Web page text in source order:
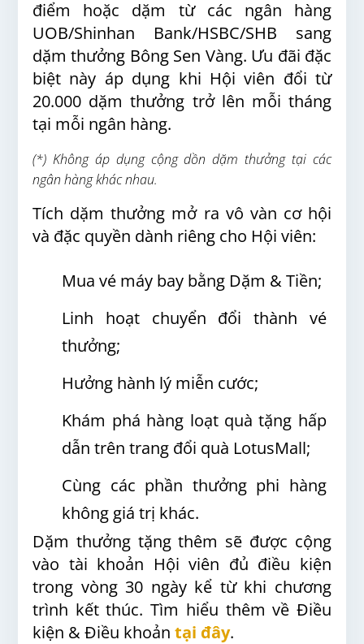
điểm hoặc dặm từ các ngân hàng
UOB/Shinhan Bank/HSBC/SHB sang
dặm thưởng Bông Sen Vàng. Ưu đãi đặc
biệt này áp dụng khi Hội viên đổi từ
20.000 dặm thưởng trở lên mỗi tháng
tại mỗi ngân hàng.
(*) Không áp dụng cộng dồn dặm thưởng tại các
ngân hàng khác nhau.
Tích dặm thưởng mở ra vô vàn cơ hội
và đặc quyền dành riêng cho Hội viên:
Mua vé máy bay bằng Dặm & Tiền;
Linh hoạt chuyển đổi thành vé
thưởng;
Hưởng hành lý miễn cước;
Khám phá hàng loạt quà tặng hấp
dẫn trên trang đổi quà LotusMall;
Cùng các phần thưởng phi hàng
không giá trị khác.
Dặm thưởng tặng thêm sẽ được cộng
vào tài khoản Hội viên đủ điều kiện
trong vòng 30 ngày kể từ khi chương
trình kết thúc. Tìm hiểu thêm về Điều
kiện & Điều khoản tại đây.